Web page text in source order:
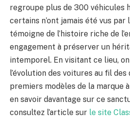
regroupe plus de 300 véhicules
certains n’ont jamais été vus par
témoigne de l’histoire riche de
engagement à préserver un
intemporel. En visitant ce lieu,
l’évolution des voitures au fil des
premiers modèles de la marque
en savoir davantage sur ce
consultez l’article sur le site